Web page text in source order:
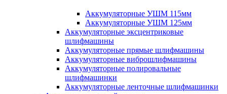
Аккумуляторные УШМ 115мм
Аккумуляторные УШМ 125мм
Аккумуляторные эксцентриковые
шлифмашины
Аккумуляторные прямые шлифмашины
Аккумуляторные виброшлифмашины
Аккумуляторные полировальные
шлифмашинки
Аккумуляторные ленточные шлифмашинки